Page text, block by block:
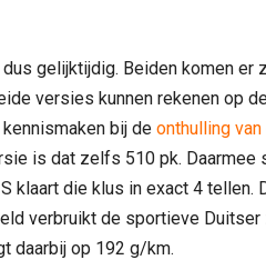
gelijktijdig. Beiden komen er
versies kunnen rekenen op
bij deonthulling van
is dat zelfs 510 pk. Daarmee
klaart die klus in exact 4 tellen.
verbruikt de sportieve Duitser
daarbij op 192 g/km.